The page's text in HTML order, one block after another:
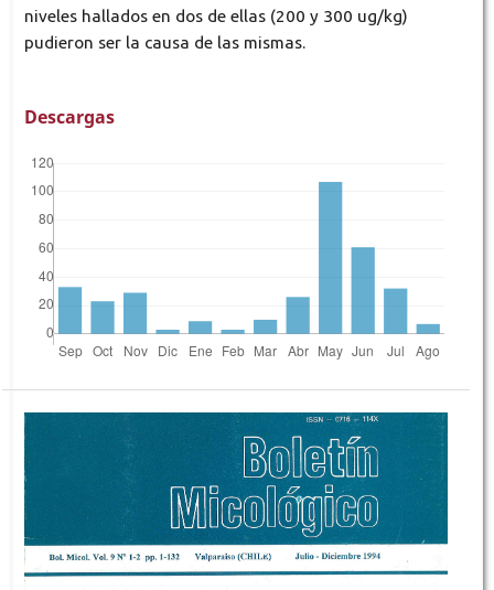
niveles hallados en dos de ellas (200 y 300 ug/kg)
pudieron ser la causa de las mismas.
Descargas